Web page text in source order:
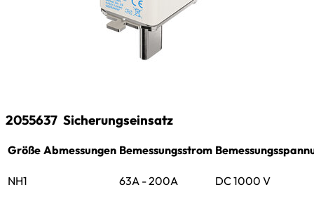
2055637 Sicherungseinsatz
Größe Abmessungen Bemessungsstrom
NH1 63A - 200A DC 1000 V